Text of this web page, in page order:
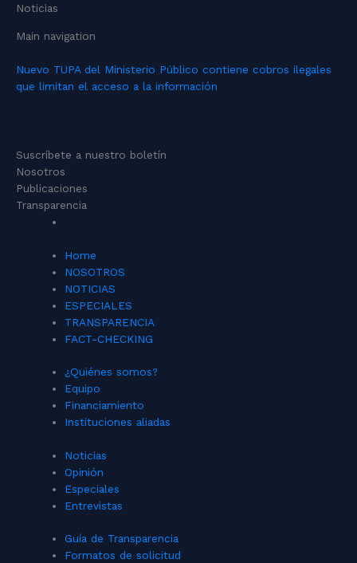
Noticias
Main navigation
Nuevo TUPA del Ministerio Público contiene cobros ilegales
que limitan el acceso a la información
Suscríbete a nuestro boletín
Nosotros
Publicaciones
Transparencia
Home
NOSOTROS
NOTICIAS
ESPECIALES
TRANSPARENCIA
FACT-CHECKING
¿Quiénes somos?
Equipo
Financiamiento
Instituciones aliadas
Noticias
Opinión
Especiales
Entrevistas
Guía de Transparencia
Formatos de solicitud